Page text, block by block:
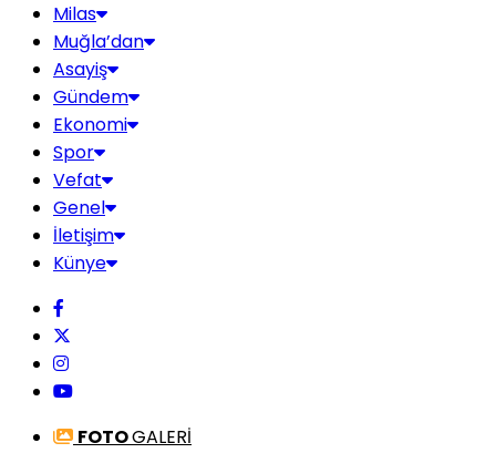
Milas
Muğla’dan
Asayiş
Gündem
Ekonomi
Spor
Vefat
Genel
İletişim
Künye
FOTOGALERİ